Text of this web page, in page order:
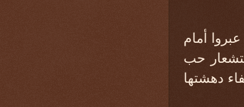
أمام
حب
دهشتها